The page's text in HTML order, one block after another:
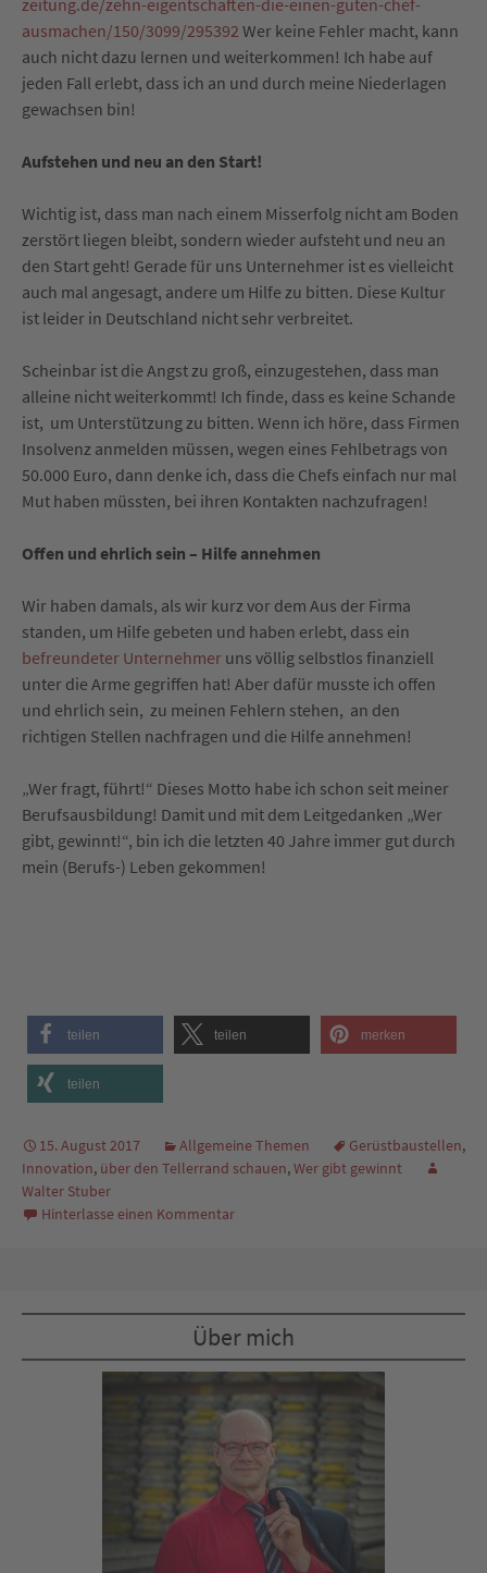
zeitung.de/zehn-eigentschaften-die-einen-guten-chef-
ausmachen/150/3099/295392 Wer keine Fehler macht, kann
auch nicht dazu lernen und weiterkommen! Ich habe auf
jeden Fall erlebt, dass ich an und durch meine Niederlagen
gewachsen bin!
Aufstehen und neu an den Start!
Wichtig ist, dass man nach einem Misserfolg nicht am Boden
zerstört liegen bleibt, sondern wieder aufsteht und neu an
den Start geht! Gerade für uns Unternehmer ist es vielleicht
auch mal angesagt, andere um Hilfe zu bitten. Diese Kultur
ist leider in Deutschland nicht sehr verbreitet.
Scheinbar ist die Angst zu groß, einzugestehen, dass man
alleine nicht weiterkommt! Ich finde, dass es keine Schande
ist, um Unterstützung zu bitten. Wenn ich höre, dass Firmen
Insolvenz anmelden müssen, wegen eines Fehlbetrags von
50.000 Euro, dann denke ich, dass die Chefs einfach nur mal
Mut haben müssten, bei ihren Kontakten nachzufragen!
Offen und ehrlich sein – Hilfe annehmen
Wir haben damals, als wir kurz vor dem Aus der Firma
standen, um Hilfe gebeten und haben erlebt, dass ein
befreundeter Unternehmer uns völlig selbstlos finanziell
unter die Arme gegriffen hat! Aber dafür musste ich offen
und ehrlich sein, zu meinen Fehlern stehen, an den
richtigen Stellen nachfragen und die Hilfe annehmen!
„Wer fragt, führt!“ Dieses Motto habe ich schon seit meiner
Berufsausbildung! Damit und mit dem Leitgedanken „Wer
gibt, gewinnt!“, bin ich die letzten 40 Jahre immer gut durch
mein (Berufs-) Leben gekommen!
teilen teilen merken
teilen
15. August 2017 Allgemeine Themen Gerüstbaustellen,
Innovation, über den Tellerrand schauen,Wer gibt gewinnt
Walter Stuber
Hinterlasse einen Kommentar
Über mich